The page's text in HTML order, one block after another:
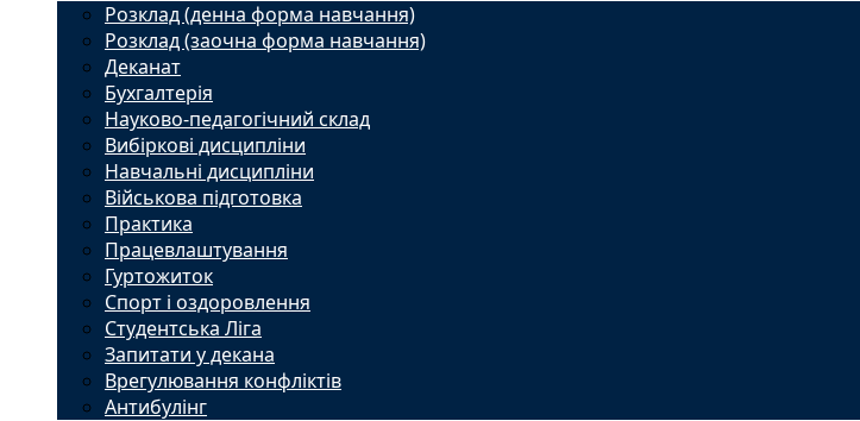
Розклад (денна форма навчання)
Розклад (заочна форма навчання)
Деканат
Бухгалтерія
Науково-педагогічний склад
Вибіркові дисципліни
Навчальні дисципліни
Військова підготовка
Практика
Працевлаштування
Гуртожиток
Спорт і оздоровлення
Студентська Ліга
Запитати у декана
Врегулювання конфліктів
Антибулінг